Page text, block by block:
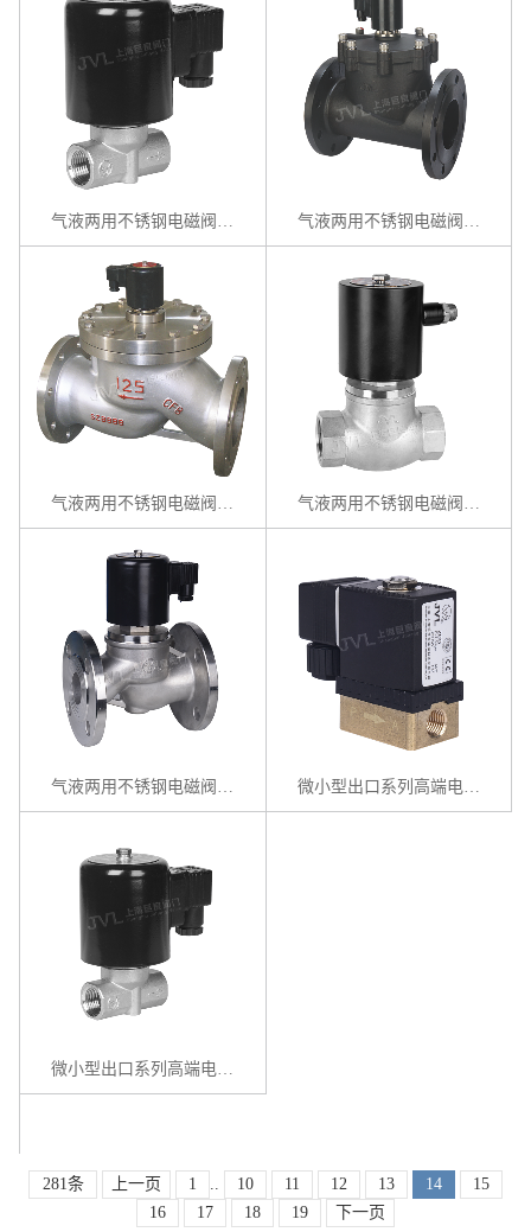
气液两用不锈钢电磁阀 / ZCZP-P系列 气液两用不锈钢电磁阀 / ZQDF系列
微小型出口系列高端电磁阀 / ZS系列
281条 上一页 1 .. 10 11 12 13 14
15
16
17 18 19 下一页